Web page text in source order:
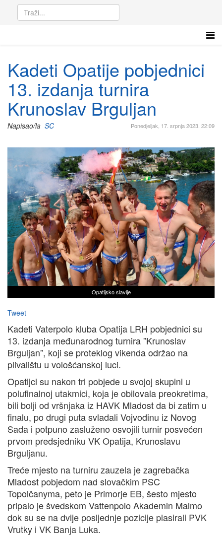
Kadeti Opatije pobjednici
13. izdanja turnira
Krunoslav Brguljan
Ponedjeljak, 17. srpnja 2023. 22:09
Napisao/la SC
Opatijsko slavlje
Tweet
Kadeti Vaterpolo kluba Opatija LRH pobjednici su
13. izdanja međunarodnog turnira ”Krunoslav
Brguljan”, koji se proteklog vikenda održao na
plivalištu u vološćanskoj luci.
Opatijci su nakon tri pobjede u svojoj skupini u
polufinalnoj utakmici, koja je obilovala preokretima,
bili bolji od vršnjaka iz HAVK Mladost da bi zatim u
finalu, po drugi puta svladali Vojvodinu iz Novog
Sada i potpuno zasluženo osvojili turnir posvećen
prvom predsjedniku VK Opatija, Krunoslavu
Brguljanu.
Treće mjesto na turniru zauzela je zagrebačka
Mladost pobjedom nad slovačkim PSC
Topolčanyma, peto je Primorje EB, šesto mjesto
pripalo je švedskom Vattenpolo Akademin Malmo
dok su se na dvije posljednje pozicije plasirali PVK
Vrutky i VK Banja Luka.